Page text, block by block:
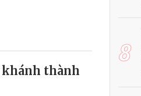
khánh thành
8